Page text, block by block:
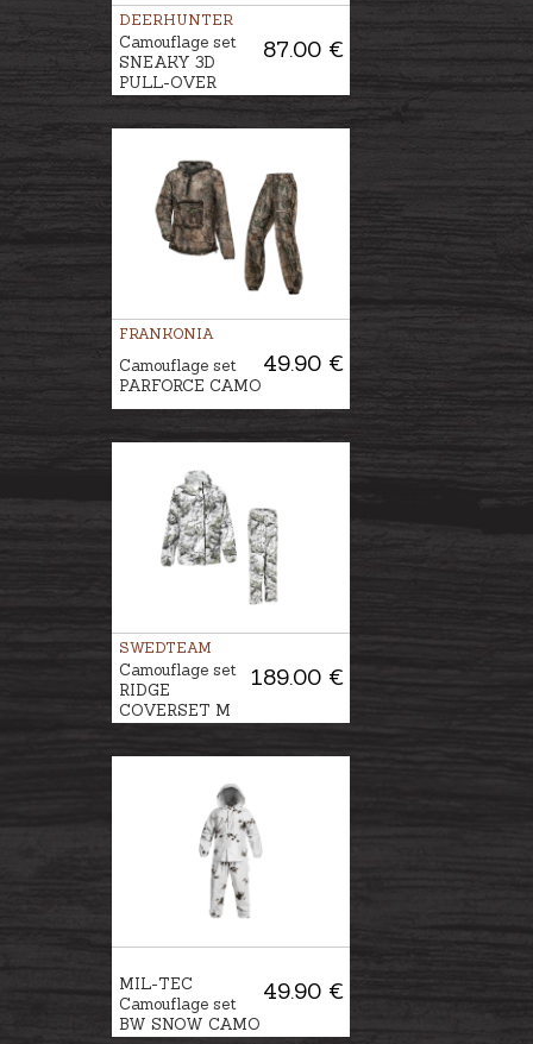
DEERHUNTER
87.00 €
Camouflage set
SNEAKY 3D
PULL-OVER
FRANKONIA
49.90 €
Camouflage set
PARFORCE CAMO
SWEDTEAM
189.00 €
Camouflage set
RIDGE
COVERSET M
49.90 €
MIL-TEC
Camouflage set
BW SNOW CAMO